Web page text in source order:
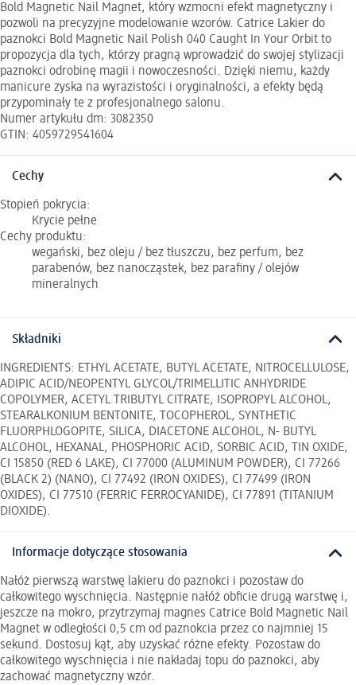
Bold Magnetic Nail Magnet, który wzmocni efekt magnetyczny i
pozwoli na precyzyjne modelowanie wzorów. Catrice Lakier do
paznokci Bold Magnetic Nail Polish 040 Caught In Your Orbit to
propozycja dla tych, którzy pragną wprowadzić do swojej stylizacji
paznokci odrobinę magii i nowoczesności. Dzięki niemu, każdy
manicure zyska na wyrazistości i oryginalności, a efekty będą
przypominały te z profesjonalnego salonu.
Numer artykułu dm: 3082350
GTIN: 4059729541604
Cechy
Stopień pokrycia:
Krycie pełne
Cechy produktu:
wegański, bez oleju / bez tłuszczu, bez perfum, bez
parabenów, bez nanocząstek, bez parafiny / olejów
mineralnych
Składniki
INGREDIENTS: ETHYL ACETATE, BUTYL ACETATE, NITROCELLULOSE,
ADIPIC ACID/NEOPENTYL GLYCOL/TRIMELLITIC ANHYDRIDE
COPOLYMER, ACETYL TRIBUTYL CITRATE, ISOPROPYL ALCOHOL,
STEARALKONIUM BENTONITE, TOCOPHEROL, SYNTHETIC
FLUORPHLOGOPITE, SILICA, DIACETONE ALCOHOL, N- BUTYL
ALCOHOL, HEXANAL, PHOSPHORIC ACID, SORBIC ACID, TIN OXIDE,
CI 15850 (RED 6 LAKE), CI 77000 (ALUMINUM POWDER), CI 77266
(BLACK 2) (NANO), CI 77492 (IRON OXIDES), CI 77499 (IRON
OXIDES), CI 77510 (FERRIC FERROCYANIDE), CI 77891 (TITANIUM
DIOXIDE).
Informacje dotyczące stosowania
Nałóż pierwszą warstwę lakieru do paznokci i pozostaw do
całkowitego wyschnięcia. Następnie nałóż obficie drugą warstwę i,
jeszcze na mokro, przytrzymaj magnes Catrice Bold Magnetic Nail
Magnet w odległości 0,5 cm od paznokcia przez co najmniej 15
sekund. Dostosuj kąt, aby uzyskać różne efekty. Pozostaw do
całkowitego wyschnięcia i nie nakładaj topu do paznokci, aby
zachować magnetyczny wzór.